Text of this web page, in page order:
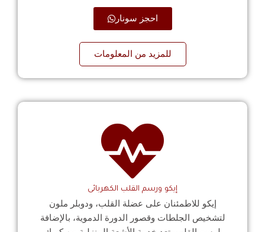
احجز سونار
للمزيد من المعلومات
إيكو ورسم القلب الكهربائى
إيكو للاطمئنان على عضلة القلب، ودوبلر ملون
لتشخيص الجلطات وقصور الدورة الدموية، بالإضافة